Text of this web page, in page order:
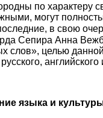
по характеру
могут
в свою
Сепира Анна
слов», целью
английского
языка и